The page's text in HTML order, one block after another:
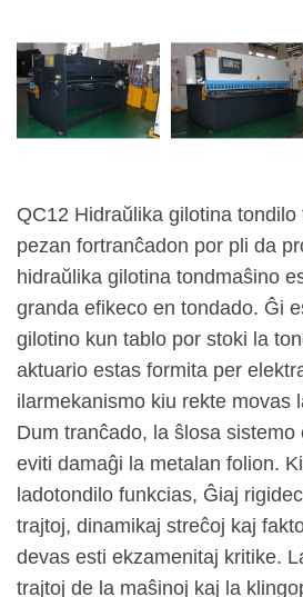
QC12 Hidraŭlika gilotina tondilo
pezan fortranĉadon por pli da
hidraŭlika gilotina tondmaŝino
granda efikeco en tondado. Ĝi
gilotino kun tablo por stoki la
aktuario estas formita per
ilarmekanismo kiu rekte movas
Dum tranĉado, la ŝlosa
eviti damaĝi la metalan folion.
ladotondilo funkcias, Ĝiaj
trajtoj, dinamikaj streĉoj kaj
devas esti ekzamenitaj kritike.
trajtoj de la maŝinoj kaj la